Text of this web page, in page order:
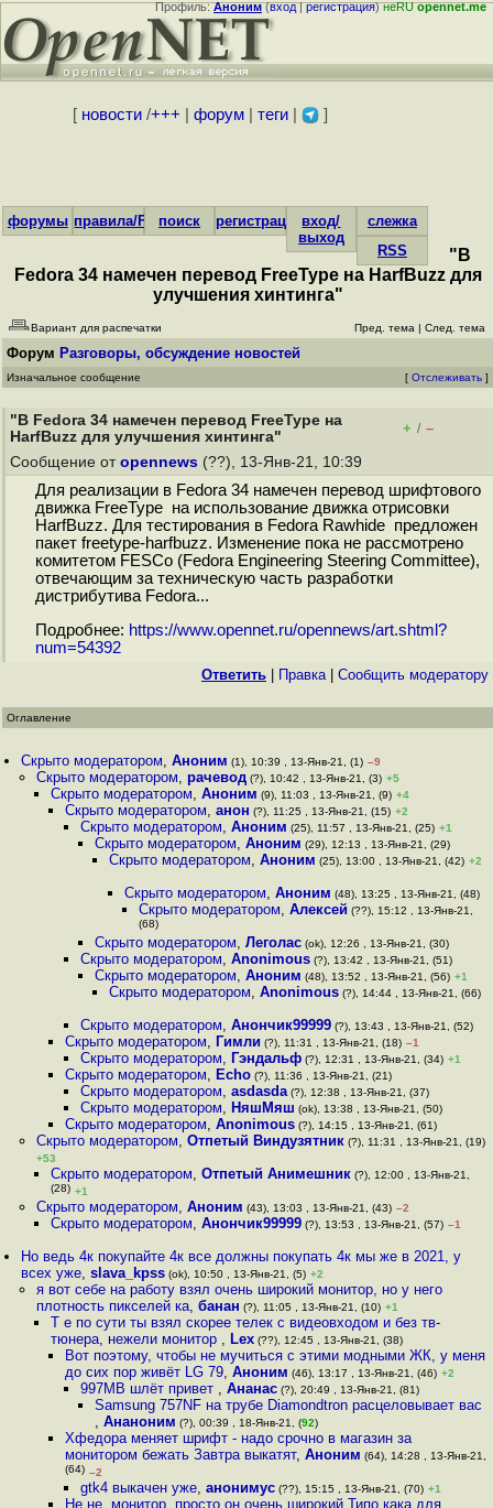
Профиль:Аноним(вход|регистрация)неRUopennet.me
[ новости/+++ форум| теги| ]
форумы правила/FAQпоиск регистрациявход/
выход
слежка
RSS
"В
Fedora 34 намечен перевод FreeType на HarfBuzz для
улучшения хинтинга"
Вариант для распечатки Пред. тема | След. тема
Форум Разговоры, обсуждение новостей
Изначальное сообщение [ Отслеживать ]
"В Fedora 34 намечен перевод FreeType на
HarfBuzz для улучшения хинтинга"
+ / –
Сообщение от opennews (??), 13-Янв-21, 10:39
Для реализации в Fedora 34 намечен перевод шрифтового
движка FreeType на использование движка отрисовки
HarfBuzz. Для тестирования в Fedora Rawhide предложен
пакет freetype-harfbuzz. Изменение пока не рассмотрено
комитетом FESCo (Fedora Engineering Steering Committee),
отвечающим за техническую часть разработки
дистрибутива Fedora...
Подробнее: https://www.opennet.ru/opennews/art.shtml?
num=54392
Ответить Правка| Cообщить модератору
Оглавление
Скрыто модератором,Аноним (1), 10:39 , 13-Янв-21, (1) –9
Скрыто модератором, рачевод(?), 10:42 , 13-Янв-21, (3) +5
Скрыто модератором, Аноним (9), 11:03 , 13-Янв-21, (9) +4
Скрыто модератором,анон (?), 11:25 , 13-Янв-21, (15) +2
Скрыто модератором, Аноним (25), 11:57 , 13-Янв-21, (25) +1
Скрыто модератором, Аноним (29), 12:13 , 13-Янв-21, (29)
Скрыто модератором,Аноним (25), 13:00 , 13-Янв-21, (42) +2
Скрыто модератором, Аноним (48), 13:25 , 13-Янв-21, (48)
Скрыто модератором, Алексей (??), 15:12 , 13-Янв-21,
(68)
Скрыто модератором, Леголас(ok), 12:26 , 13-Янв-21, (30)
Скрыто модератором, Anonimous(?), 13:42 , 13-Янв-21, (51)
Скрыто модератором, Аноним (48), 13:52 , 13-Янв-21, (56) +1
Скрыто модератором,Anonimous (?), 14:44 , 13-Янв-21, (66)
Скрыто модератором, Анончик99999(?), 13:43 , 13-Янв-21, (52)
Скрыто модератором, Гимли (?), 11:31 , 13-Янв-21, (18) –1
Скрыто модератором, Гэндальф(?), 12:31 , 13-Янв-21, (34) +1
Скрыто модератором, Echo (?), 11:36 , 13-Янв-21, (21)
Скрыто модератором, asdasda(?), 12:38 , 13-Янв-21, (37)
Скрыто модератором, НяшМяш (ok), 13:38 , 13-Янв-21, (50)
Скрыто модератором,Anonimous (?), 14:15 , 13-Янв-21, (61)
Скрыто модератором, Отпетый Виндузятник(?), 11:31 , 13-Янв-21, (19)
+53
Скрыто модератором, Отпетый Анимешник(?), 12:00 , 13-Янв-21,
(28) +1
Скрыто модератором, Аноним (43), 13:03 , 13-Янв-21, (43) –2
Скрыто модератором, Анончик99999(?), 13:53 , 13-Янв-21, (57) –1
Но ведь 4к покупайте 4к все должны покупать 4к мы же в 2021, у
всех уже,slava_kpss (ok), 10:50 , 13-Янв-21, (5) +2
я вот себе на работу взял очень широкий монитор, но у него
плотность пикселей ка, банан (?), 11:05 , 13-Янв-21, (10) +1
Т е по сути ты взял скорее телек с видеовходом и без тв-
тюнера, нежели монитор , Lex(??), 12:45 , 13-Янв-21, (38)
Вот поэтому, чтобы не мучиться с этими модными ЖК, у меня
до сих пор живёт LG 79,Аноним (46), 13:17 , 13-Янв-21, (46) +2
997MB шлёт привет , Ананас(?), 20:49 , 13-Янв-21, (81)
Samsung 757NF на трубе Diamondtron расцеловывает вас
, Ананоним (?), 00:39 , 18-Янв-21, (92)
Хфедора меняет шрифт - надо срочно в магазин за
монитором бежать Завтра выкатят,Аноним (64), 14:28 , 13-Янв-21,
(64) –2
gtk4 выкачен уже, анонимус(??), 15:15 , 13-Янв-21, (70) +1
Не не, монитор, просто он очень широкий Типо кака для